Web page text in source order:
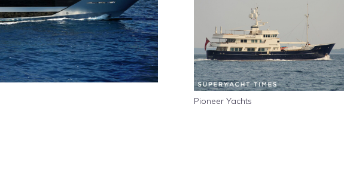
Pioneer Yachts